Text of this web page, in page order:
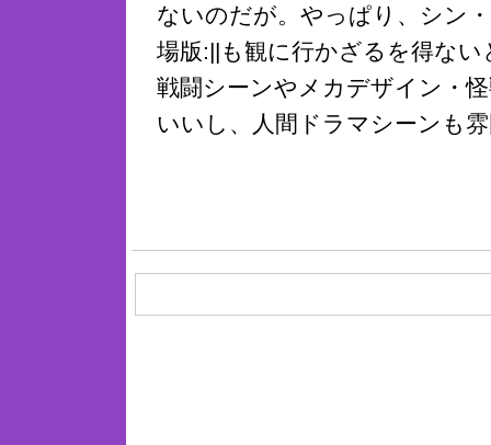
ないのだが。やっぱり、シン
場版:||も観に行かざるを得ない
戦闘シーンやメカデザイン・
いいし、人間ドラマシーンも